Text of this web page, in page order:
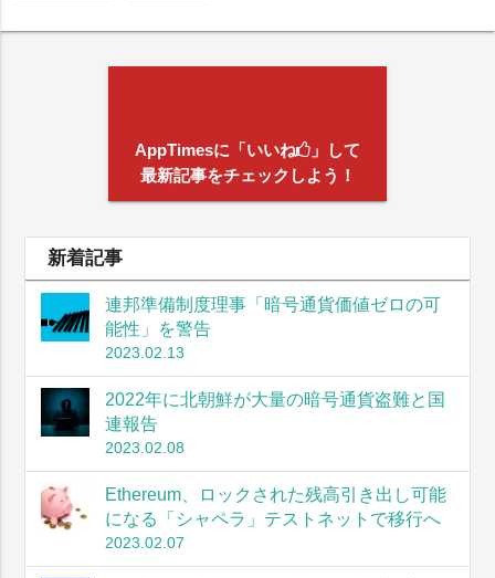
AppTimesに「いいね
」して
最新記事をチェックしよう！
新着記事
連邦準備制度理事「暗号通貨価値ゼロの可
能性」を警告
2023.02.13
2022年に北朝鮮が大量の暗号通貨盗難と国
連報告
2023.02.08
Ethereum、ロックされた残高引き出し可能
になる「シャペラ」テストネットで移行へ
2023.02.07